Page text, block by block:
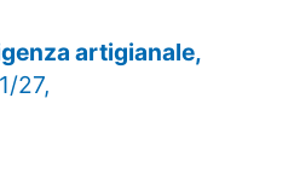
artigianale,
27,